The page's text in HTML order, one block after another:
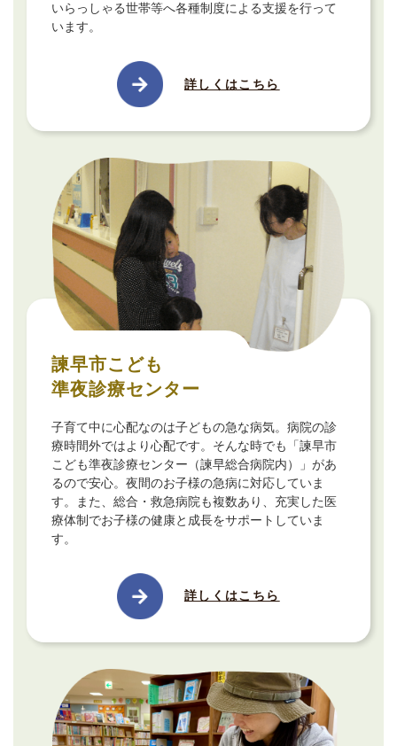
いらっしゃる世帯等へ各種制度による支援を行って
います。
詳しくはこちら
諫早市こども
準夜診療センター
子育て中に心配なのは子どもの急な病気。病院の診
療時間外ではより心配です。そんな時でも「諫早市
こども準夜診療センター（諫早総合病院内）」があ
るので安心。夜間のお子様の急病に対応していま
す。また、総合・救急病院も複数あり、充実した医
療体制でお子様の健康と成長をサポートしていま
す。
詳しくはこちら